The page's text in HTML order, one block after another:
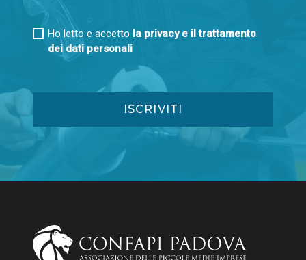
Ho letto e accetto la privacy e il trattamento
dei dati personali